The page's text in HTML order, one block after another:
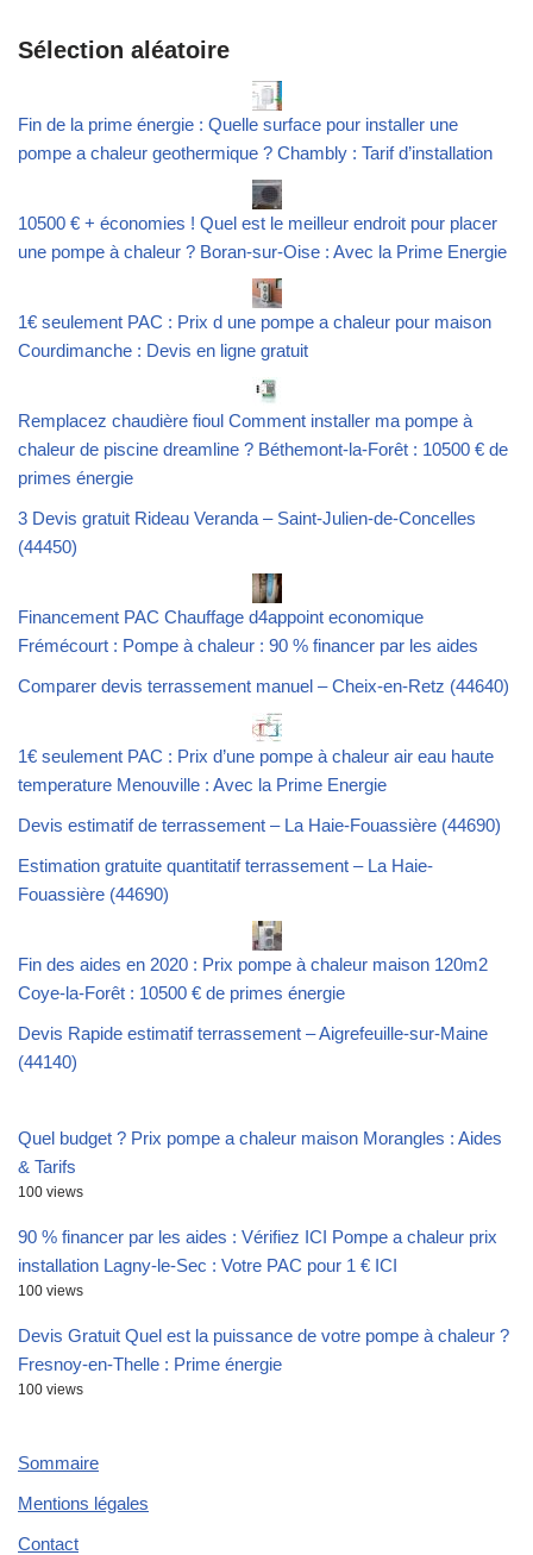
Sélection aléatoire
Fin de la prime énergie : Quelle surface pour installer une
pompe a chaleur geothermique ? Chambly : Tarif d’installation
10500 € + économies ! Quel est le meilleur endroit pour placer
une pompe à chaleur ? Boran-sur-Oise : Avec la Prime Energie
1€ seulement PAC : Prix d une pompe a chaleur pour maison
Courdimanche : Devis en ligne gratuit
Remplacez chaudière fioul Comment installer ma pompe à
chaleur de piscine dreamline ? Béthemont-la-Forêt : 10500 € de
primes énergie
3 Devis gratuit Rideau Veranda – Saint-Julien-de-Concelles
(44450)
Financement PAC Chauffage d4appoint economique
Frémécourt : Pompe à chaleur : 90 % financer par les aides
Comparer devis terrassement manuel – Cheix-en-Retz (44640)
1€ seulement PAC : Prix d’une pompe à chaleur air eau haute
temperature Menouville : Avec la Prime Energie
Devis estimatif de terrassement – La Haie-Fouassière (44690)
Estimation gratuite quantitatif terrassement – La Haie-
Fouassière (44690)
Fin des aides en 2020 : Prix pompe à chaleur maison 120m2
Coye-la-Forêt : 10500 € de primes énergie
Devis Rapide estimatif terrassement – Aigrefeuille-sur-Maine
(44140)
Quel budget ? Prix pompe a chaleur maison Morangles : Aides
& Tarifs
100 views
90 % financer par les aides : Vérifiez ICI Pompe a chaleur prix
installation Lagny-le-Sec : Votre PAC pour 1 € ICI
100 views
Devis Gratuit Quel est la puissance de votre pompe à chaleur ?
Fresnoy-en-Thelle : Prime énergie
100 views
Sommaire
Mentions légales
Contact